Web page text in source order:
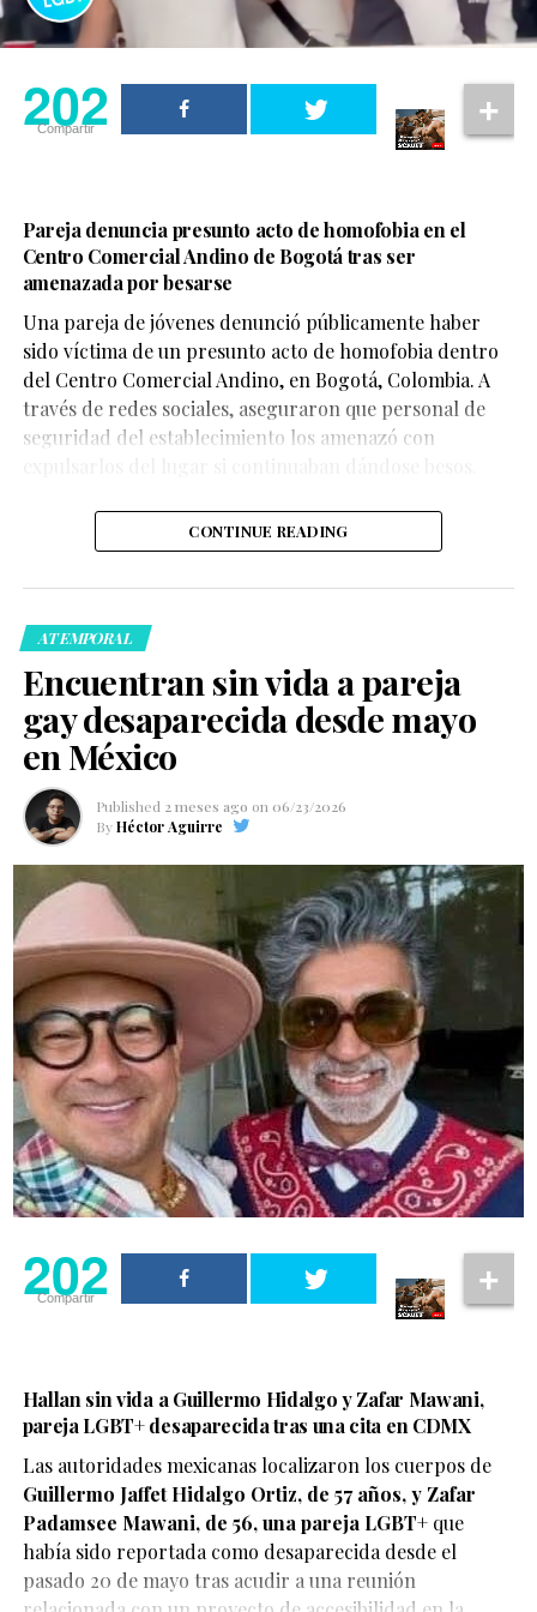
202
Compartir
Pareja denuncia presunto acto de homofobia en el
Centro Comercial Andino de Bogotá tras ser
amenazada por besarse
Una pareja de jóvenes denunció públicamente haber
sido víctima de un presunto acto de homofobia dentro
del Centro Comercial Andino, en Bogotá, Colombia. A
través de redes sociales, aseguraron que personal de
seguridad del establecimiento los amenazó con
De acuerdo con el testimonio compartido por la pareja,
ambos se encontraban disfrutando de un momento de
afecto cuando fueron abordados por elementos de
seguridad, quienes les habrían advertido que debían
CONTINUE READING
ATEMPORAL
Encuentran sin vida a pareja
gay desaparecida desde mayo
en México
Published 2 meses ago on 06/23/2026
By Héctor Aguirre
202
Compartir
Hallan sin vida a Guillermo Hidalgo y Zafar Mawani,
pareja LGBT+ desaparecida tras una cita en CDMX
Las autoridades mexicanas localizaron los cuerpos de
Guillermo Jaffet Hidalgo Ortiz, de 57 años, y Zafar
Padamsee Mawani, de 56, una pareja LGBT+que
había sido reportada como desaparecida desde el
pasado 20 de mayo tras acudir a una reunión